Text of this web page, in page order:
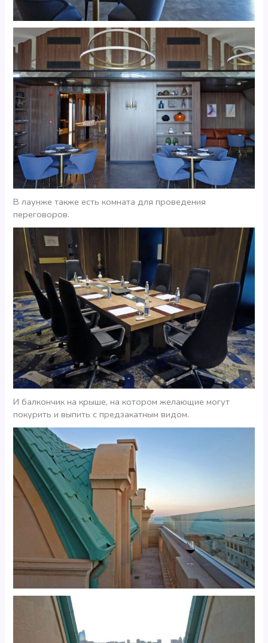
В лаунже также есть комната для проведения
переговоров.
И балкончик на крыше, на котором желающие могут
покурить и выпить с предзакатным видом.